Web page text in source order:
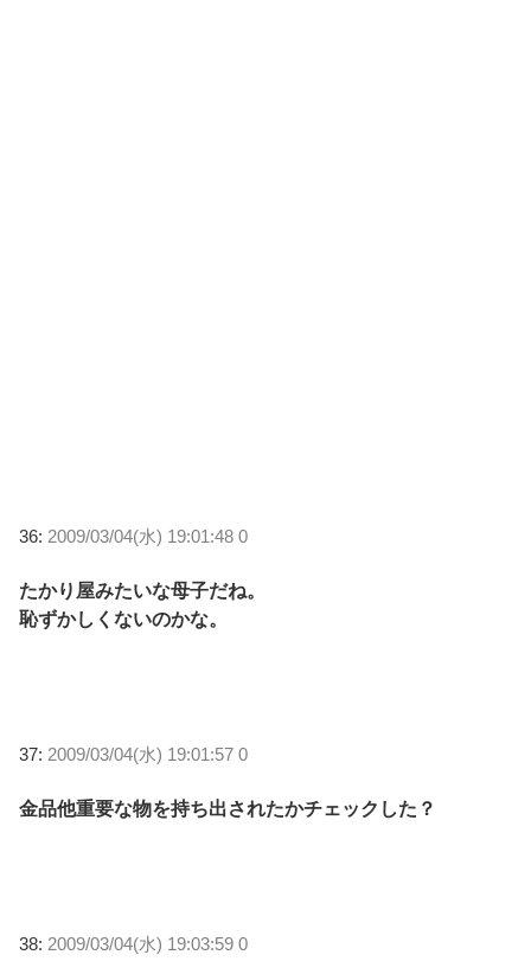
36: 2009/03/04(水) 19:01:48 0
たかり屋みたいな母子だね。
恥ずかしくないのかな。
37: 2009/03/04(水) 19:01:57 0
金品他重要な物を持ち出されたかチェックした？
38: 2009/03/04(水) 19:03:59 0